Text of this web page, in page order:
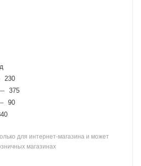
230
375
90
для интернет-магазина и может
магазинах